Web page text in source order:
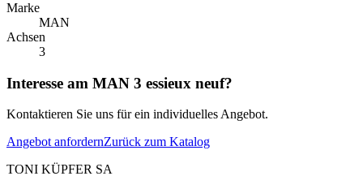
Marke
MAN
Achsen
3
Interesse am MAN 3 essieux neuf?
Kontaktieren Sie uns für ein individuelles Angebot.
Angebot anfordernZurück zum Katalog
TONI KÜPFER SA